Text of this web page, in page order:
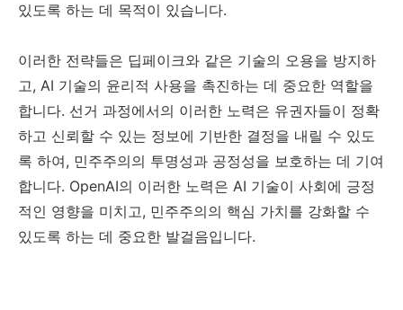
있도록 하는 데 목적이 있습니다.
이러한 전략들은 딥페이크와 같은 기술의 오용을 방지하
고, AI 기술의 윤리적 사용을 촉진하는 데 중요한 역할을
합니다. 선거 과정에서의 이러한 노력은 유권자들이 정확
하고 신뢰할 수 있는 정보에 기반한 결정을 내릴 수 있도
록 하여, 민주주의의 투명성과 공정성을 보호하는 데 기여
합니다. OpenAI의 이러한 노력은 AI 기술이 사회에 긍정
적인 영향을 미치고, 민주주의의 핵심 가치를 강화할 수
있도록 하는 데 중요한 발걸음입니다.